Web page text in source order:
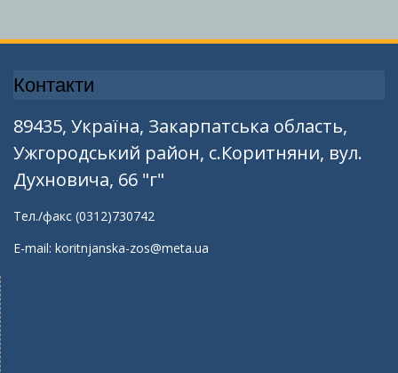
Контакти
89435, Україна, Закарпатська область,
Ужгородський район, с.Коритняни, вул.
Духновича, 66 "г"
Тел./факс (0312)730742
E-mail: koritnjanska-zos@meta.ua